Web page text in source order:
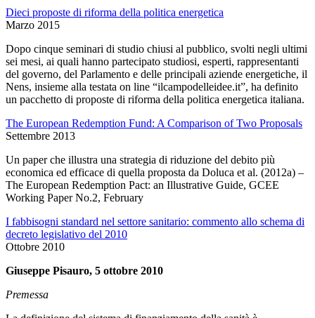
Dieci proposte di riforma della politica energetica
Marzo 2015
Dopo cinque seminari di studio chiusi al pubblico, svolti negli ultimi
sei mesi, ai quali hanno partecipato studiosi, esperti, rappresentanti
del governo, del Parlamento e delle principali aziende energetiche, il
Nens, insieme alla testata on line “ilcampodelleidee.it”, ha definito
un pacchetto di proposte di riforma della politica energetica italiana.
The European Redemption Fund: A Comparison of Two Proposals
Settembre 2013
Un paper che illustra una strategia di riduzione del debito più
economica ed efficace di quella proposta da Doluca et al. (2012a) –
The European Redemption Pact: an Illustrative Guide, GCEE
Working Paper No.2, February
I fabbisogni standard nel settore sanitario: commento allo schema di
decreto legislativo del 2010
Ottobre 2010
Giuseppe Pisauro, 5 ottobre 2010
Premessa